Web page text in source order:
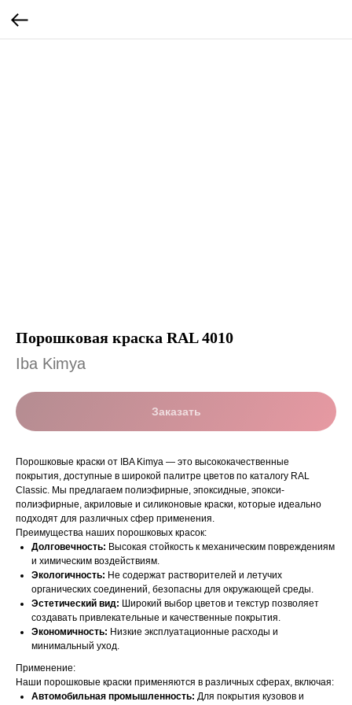
Порошковая краска RAL 4010
Iba Kimya
Заказать
Порошковые краски от IBA Kimya — это высококачественные
покрытия, доступные в широкой палитре цветов по каталогу RAL
Classic. Мы предлагаем полиэфирные, эпоксидные, эпокси-
полиэфирные, акриловые и силиконовые краски, которые идеально
подходят для различных сфер применения.
Преимущества наших порошковых красок:
Долговечность: Высокая стойкость к механическим повреждениям
и химическим воздействиям.
Экологичность: Не содержат растворителей и летучих
органических соединений, безопасны для окружающей среды.
Эстетический вид: Широкий выбор цветов и текстур позволяет
создавать привлекательные и качественные покрытия.
Экономичность: Низкие эксплуатационные расходы и
минимальный уход.
Применение:
Наши порошковые краски применяются в различных сферах, включая:
Автомобильная промышленность: Для покрытия кузовов и